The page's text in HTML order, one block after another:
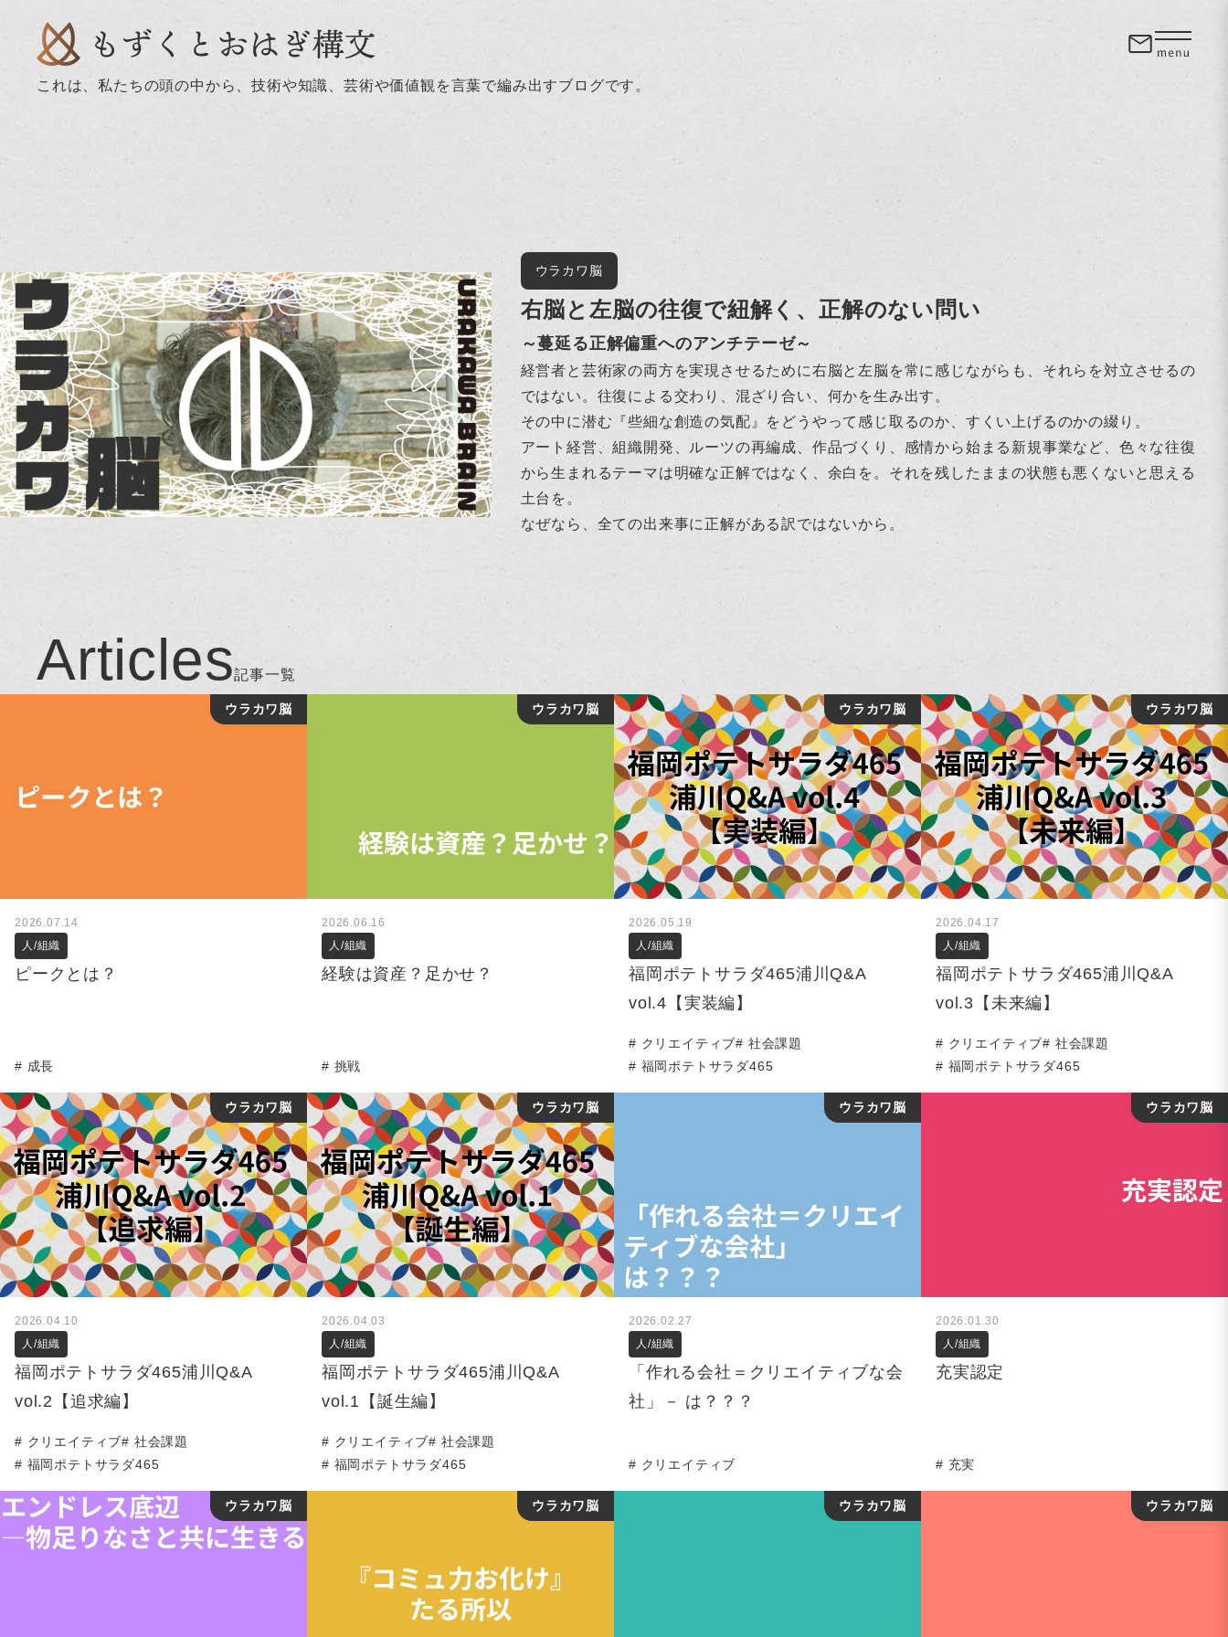
これは、私たちの頭の中から、技術や知識、芸術や価値観を言葉で編み出すブログです。
ウラカワ脳
右脳と左脳の往復で紐解く、正解のない問い
～蔓延る正解偏重へのアンチテーゼ～
経営者と芸術家の両方を実現させるために右脳と左脳を常に感じながらも、それらを対立させるの
ではない。往復による交わり、混ざり合い、何かを生み出す。
その中に潜む『些細な創造の気配』をどうやって感じ取るのか、すくい上げるのかの綴り。
アート経営、組織開発、ルーツの再編成、作品づくり、感情から始まる新規事業など、色々な往復
から生まれるテーマは明確な正解ではなく、余白を。それを残したままの状態も悪くないと思える
土台を。
なぜなら、全ての出来事に正解がある訳ではないから。
Articles記事一覧
2026.07.14
人/組織
ピークとは？
成長
ウラカワ脳
2026.06.16
人/組織
経験は資産？足かせ？
挑戦
ウラカワ脳
2026.05.19
人/組織
福岡ポテトサラダ465浦川Q&A
vol.4【実装編】
クリエイティブ
社会課題
福岡ポテトサラダ465
ウラカワ脳
2026.04.17
人/組織
福岡ポテトサラダ465浦川Q&A
vol.3【未来編】
クリエイティブ
社会課題
福岡ポテトサラダ465
ウラカワ脳
2026.04.10
人/組織
福岡ポテトサラダ465浦川Q&A
vol.2【追求編】
クリエイティブ
社会課題
福岡ポテトサラダ465
ウラカワ脳
2026.04.03
人/組織
福岡ポテトサラダ465浦川Q&A
vol.1【誕生編】
クリエイティブ
社会課題
福岡ポテトサラダ465
ウラカワ脳
2026.02.27
人/組織
「作れる会社＝クリエイティブな会
社」－ は？？？
クリエイティブ
ウラカワ脳
2026.01.30
人/組織
充実認定
充実
ウラカワ脳
ウラカワ脳 ウラカワ脳 ウラカワ脳 ウラカワ脳